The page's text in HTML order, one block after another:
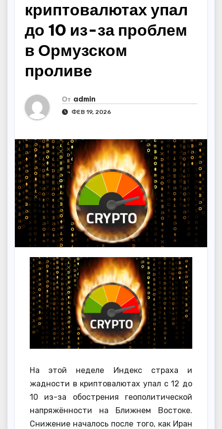
криптовалютах упал
до 10 из-за проблем
в Ормузском
проливе
От admin
ФЕВ 19, 2026
На этой неделе Индекс страха и
жадности в криптовалютах упал с 12 до
10 из-за обострения геополитической
напряжённости на Ближнем Востоке.
Снижение началось после того, как Иран